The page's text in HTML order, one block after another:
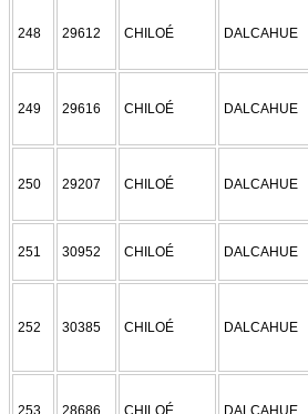
248 29612 CHILOÉ DALCAHUE
249 29616 CHILOÉ DALCAHUE
250 29207 CHILOÉ DALCAHUE
251 30952 CHILOÉ DALCAHUE
252 30385 CHILOÉ DALCAHUE
253 28686 CHILOÉ DALCAHUE